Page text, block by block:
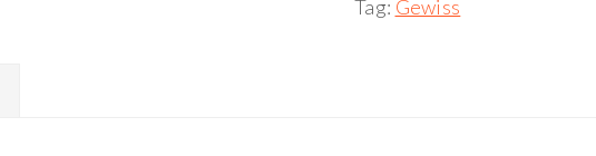
Tag: Gewiss